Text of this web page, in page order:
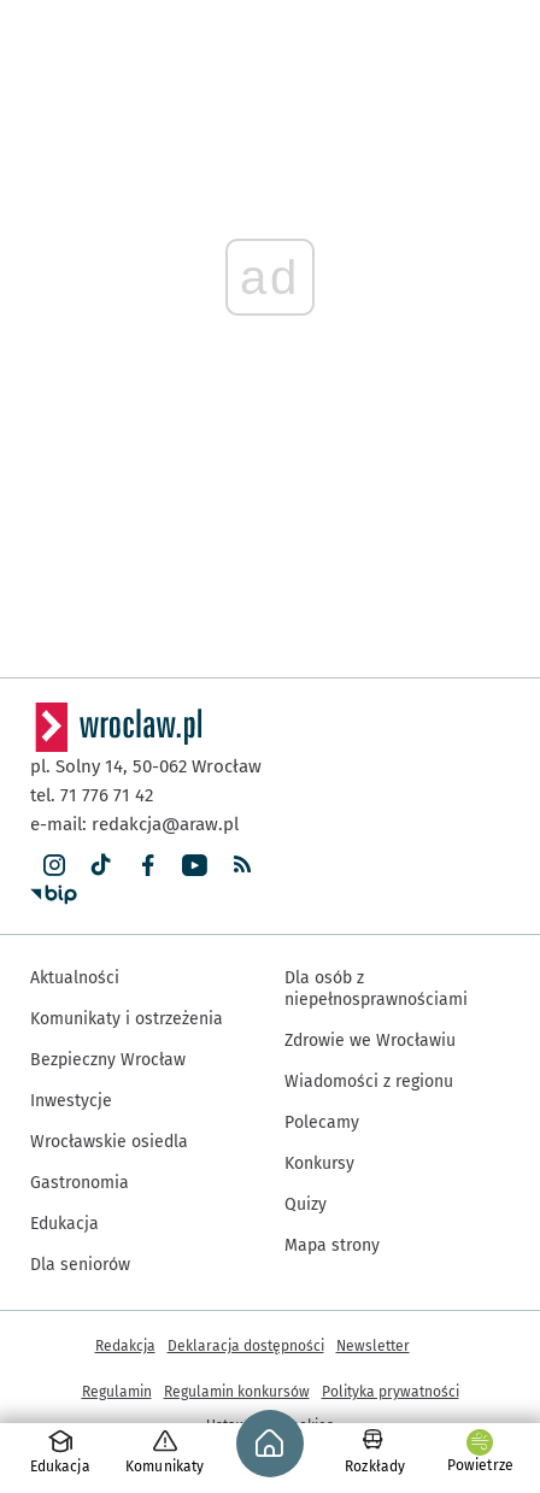
ad
Edukacja Komunikaty
Strona główna - wroclaw.pl
Rozkłady Powietrze
pl. Solny 14, 50-062 Wrocław
tel. 71 776 71 42
e-mail: redakcja@araw.pl
Aktualności
Komunikaty i ostrzeżenia
Bezpieczny Wrocław
Inwestycje
Wrocławskie osiedla
Gastronomia
Edukacja
Dla seniorów
Dla osób z
niepełnosprawnościami
Zdrowie we Wrocławiu
Wiadomości z regionu
Polecamy
Konkursy
Quizy
Mapa strony
© Copyright 2005-2026, ARAW S.A., Gmina Wrocław
Inne informacje
Redakcja Deklaracja dostępności Newsletter
Regulamin Regulamin konkursów
Polityka prywatności
Ustawienia cookies